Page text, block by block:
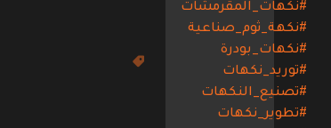
#نكهات_المقرمشات
#نكهة_ثوم_صناعية
#نكهات_بودرة
#توريد_نكهات
#تصنيع_النكهات
#تطوير_نكهات